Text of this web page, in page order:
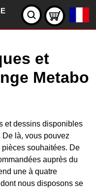
et
Metabo
et dessins disponibles
là, vous pouvez
souhaitées. De
auprès du
une à quatre
nous disposons se